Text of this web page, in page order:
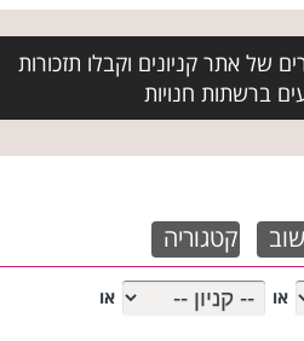
של אתר קניונים וקבלו תזכורות
ברשתות חנויות
קטגוריה
או או